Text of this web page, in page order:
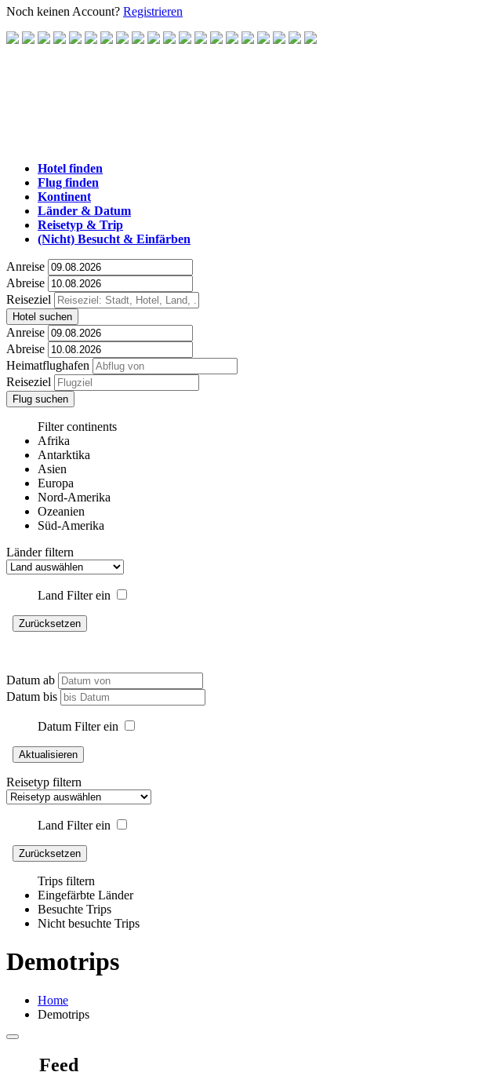
Noch keinen Account? Registrieren
Hotel finden
Flug finden
Kontinent
Länder & Datum
Reisetyp & Trip
(Nicht) Besucht & Einfärben
Anreise
Abreise
Reiseziel
Hotel suchen
Anreise
Abreise
Heimatflughafen
Reiseziel
Flug suchen
Filter continents
Afrika
Antarktika
Asien
Europa
Nord-Amerika
Ozeanien
Süd-Amerika
Länder filtern
Land Filter ein
Zurücksetzen
Datum ab
Datum bis
Datum Filter ein
Aktualisieren
Reisetyp filtern
Land Filter ein
Zurücksetzen
Trips filtern
Eingefärbte Länder
Besuchte Trips
Nicht besuchte Trips
Demotrips
Home
Demotrips
Feed